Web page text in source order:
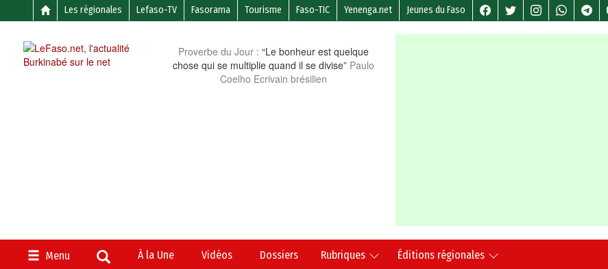
Les régionales Lefaso-TV Fasorama Tourisme Faso-TIC Yenenga.net Jeunes du Faso
Proverbe du Jour : “Le bonheur est quelque
chose qui se multiplie quand il se divise” Paulo
Coelho Ecrivain brésilien
Menu À la Une Vidéos Dossiers Rubriques Éditions régionales